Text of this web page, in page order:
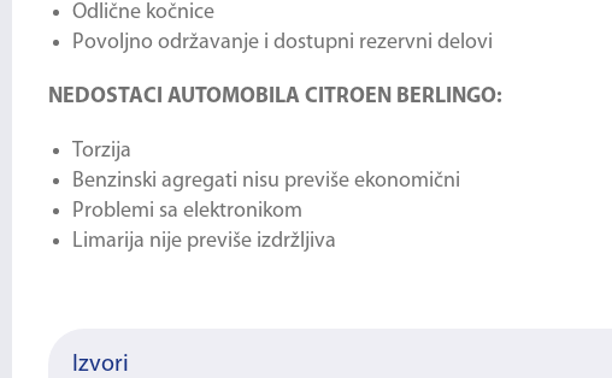
Odlične kočnice
Povoljno održavanje i dostupni rezervni delovi
NEDOSTACI AUTOMOBILA CITROEN BERLINGO:
Torzija
Benzinski agregati nisu previše ekonomični
Problemi sa elektronikom
Limarija nije previše izdržljiva
Izvori